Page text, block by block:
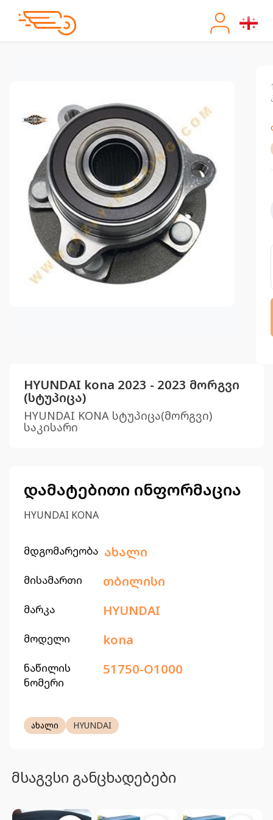
HYUNDAI kona 2023 - 2023 მორგვი
(სტუპიცა)
HYUNDAI KONA სტუპიცა(მორგვი)
საკისარი
დამატებითი ინფორმაცია
HYUNDAI KONA
მდგომარეობა ახალი
მისამართი თბილისი
მარკა HYUNDAI
მოდელი kona
ნაწილის
ნომერი
51750-O1000
ახალი HYUNDAI
მსაგვსი განცხადებები